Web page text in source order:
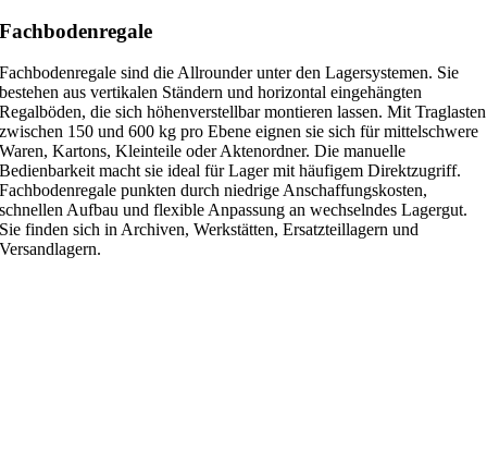
Fachbodenregale
Fachbodenregale sind die Allrounder unter den Lagersystemen. Sie
bestehen aus vertikalen Ständern und horizontal eingehängten
Regalböden, die sich höhenverstellbar montieren lassen. Mit Traglasten
zwischen 150 und 600 kg pro Ebene eignen sie sich für mittelschwere
Waren, Kartons, Kleinteile oder Aktenordner. Die manuelle
Bedienbarkeit macht sie ideal für Lager mit häufigem Direktzugriff.
Fachbodenregale punkten durch niedrige Anschaffungskosten,
schnellen Aufbau und flexible Anpassung an wechselndes Lagergut.
Sie finden sich in Archiven, Werkstätten, Ersatzteillagern und
Versandlagern.